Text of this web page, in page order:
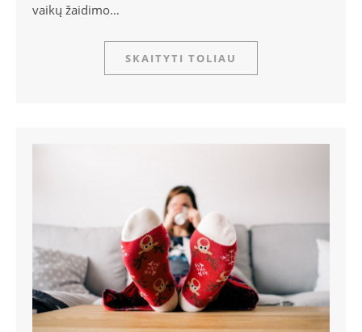
vaikų žaidimo…
SKAITYTI TOLIAU